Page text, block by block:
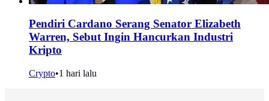
Pendiri Cardano Serang Senator Elizabeth
Warren, Sebut Ingin Hancurkan Industri
Kripto
Crypto•1 hari lalu